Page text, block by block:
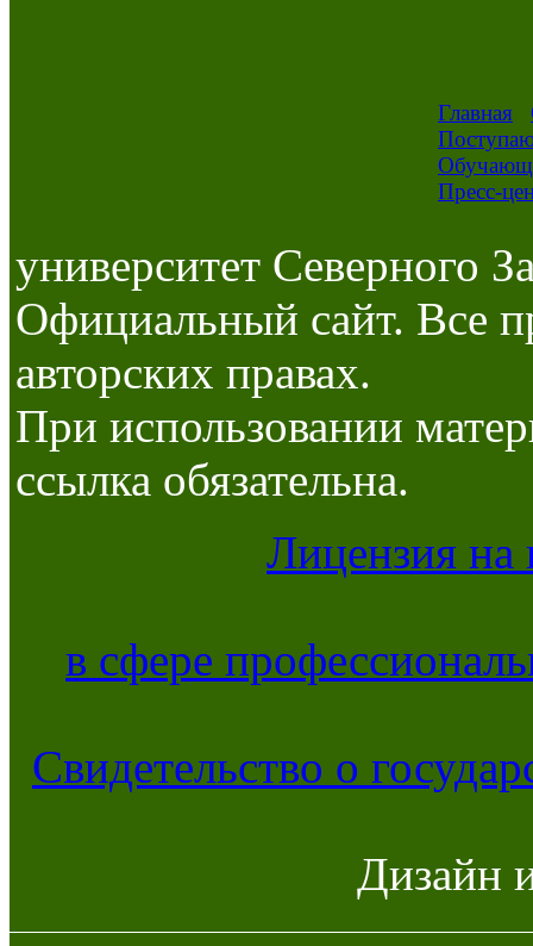
Главная
Пресс-
университет Северного
Официальный сайт. Все
авторских правах.
При использовании
ссылка обязательна.
Лицензия на
в сфере
Свидетельство о
Дизайн